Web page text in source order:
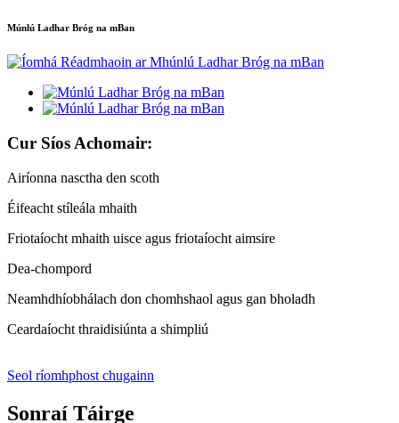
Múnlú Ladhar Bróg na mBan
Cur Síos Achomair:
Airíonna nasctha den scoth
Éifeacht stíleála mhaith
Friotaíocht mhaith uisce agus friotaíocht aimsire
Dea-chompord
Neamhdhíobhálach don chomhshaol agus gan bholadh
Ceardaíocht thraidisiúnta a shimpliú
Seol ríomhphost chugainn
Sonraí Táirge